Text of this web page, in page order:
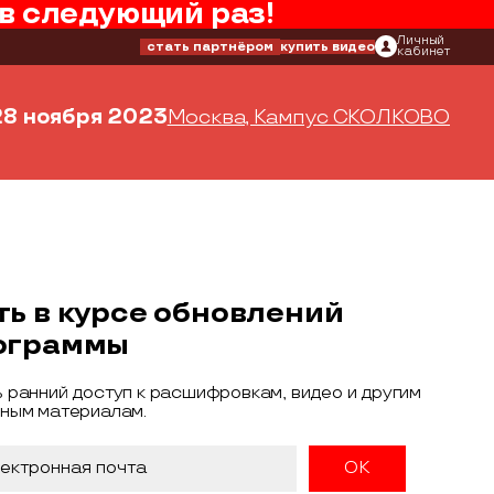
в следующий раз!
стать партнёром купить видео Личный
кабинет
ноября 2023Москва, Кампус СКОЛКОВО
в курсе обновлений
ранний доступ к расшифровкам, видео и другим
материалам.